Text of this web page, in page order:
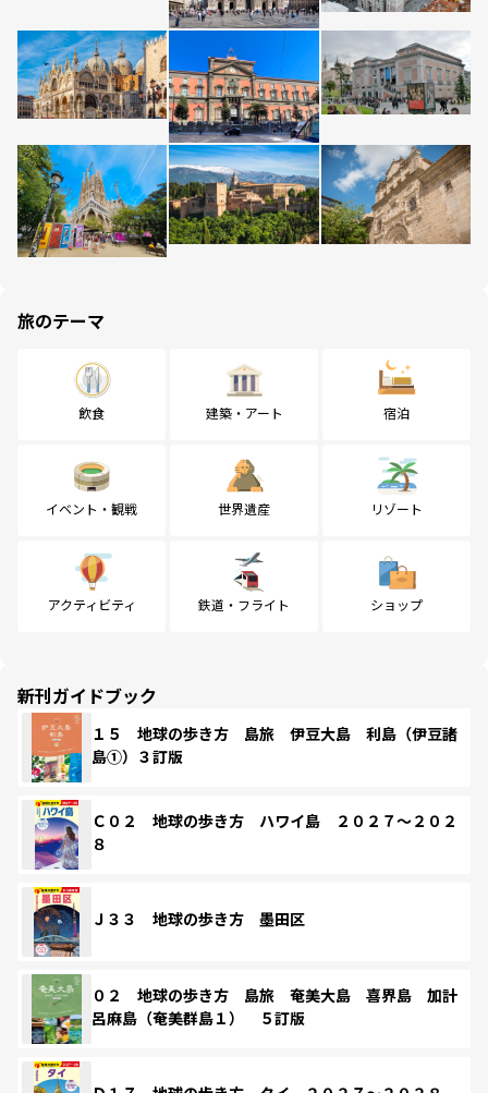
旅のテーマ
飲食 建築・アート 宿泊
イベント・観戦 世界遺産 リゾート
アクティビティ 鉄道・フライト ショップ
新刊ガイドブック
１５ 地球の歩き方 島旅 伊豆大島 利島（伊豆諸
島①）３訂版
Ｃ０２ 地球の歩き方 ハワイ島 ２０２７～２０２
８
Ｊ３３ 地球の歩き方 墨田区
０２ 地球の歩き方 島旅 奄美大島 喜界島 加計
呂麻島（奄美群島１） ５訂版